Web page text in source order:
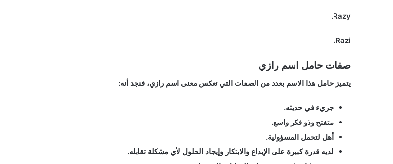
Razy.
Razi.
صفات حامل اسم رازي
يتميز حامل هذا الاسم بعدد من الصفات التي تعكس معنى اسم رازي، فنجد أنه:
جريء في حديثه.
متفتح وذو فكر واسع.
أهل لتحمل المسؤولية.
لديه قدرة كبيرة على الإبداع والابتكار وإيجاد الحلول لأي مشكلة تقابله.